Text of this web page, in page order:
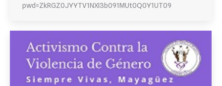
pwd=ZkRGZ0JYYTV1NXI3b091MUt0Q0Y1UT09